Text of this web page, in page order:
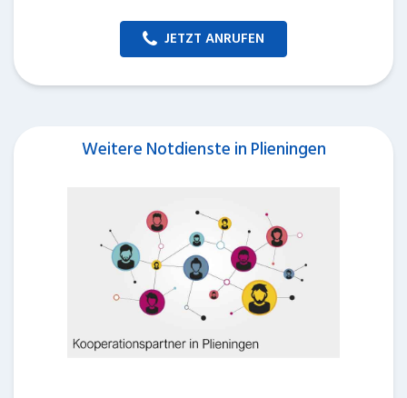
JETZT ANRUFEN
Weitere Notdienste in Plieningen